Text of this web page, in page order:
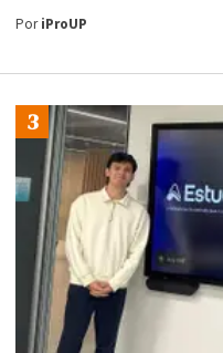
PoriProUP